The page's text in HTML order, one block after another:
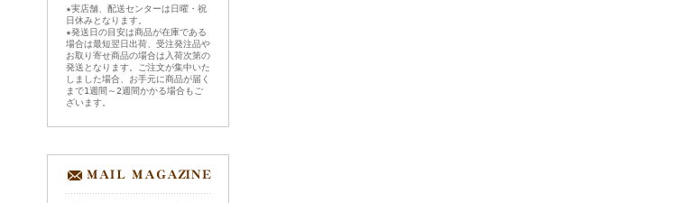
★実店舗、配送センターは日曜・祝
日休みとなります。
★発送日の目安は商品が在庫である
場合は最短翌日出荷、受注発注品や
お取り寄せ商品の場合は入荷次第の
発送となります。ご注文が集中いた
しました場合、お手元に商品が届く
まで1週間～2週間かかる場合もご
ざいます。